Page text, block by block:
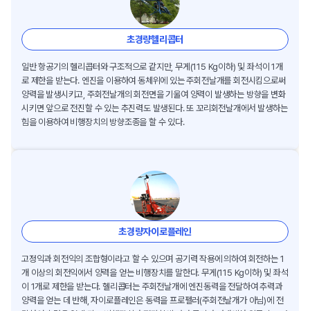
초경량헬리콥터
일반 항공기의 헬리콥터와 구조적으로 같지만, 무게(115 Kg이하) 및 좌석이 1개
로 제한을 받는다. 엔진을 이용하여 동체위에 있는 주회전날개를 회전시킴으로써
양력을 발생시키고, 주회전날개의 회전면을 기울여 양력이 발생하는 방향을 변화
시키면 앞으로 전진할 수 있는 추진력도 발생된다. 또 꼬리회전날개에서 발생하는
힘을 이용하여 비행장치의 방향조종을 할 수 있다.
초경량자이로플레인
고정익과 회전익의 조합형이라고 할 수 있으며 공기력 작용에 의하여 회전하는 1
개 이상의 회전익에서 양력을 얻는 비행장치를 말한다. 무게(115 Kg이하) 및 좌석
이 1개로 제한을 받는다. 헬리콥터는 주회전날개에 엔진동력을 전달하여 추력과
양력을 얻는 데 반해, 자이로플레인은 동력을 프로펠러(주회전날개가 아님)에 전